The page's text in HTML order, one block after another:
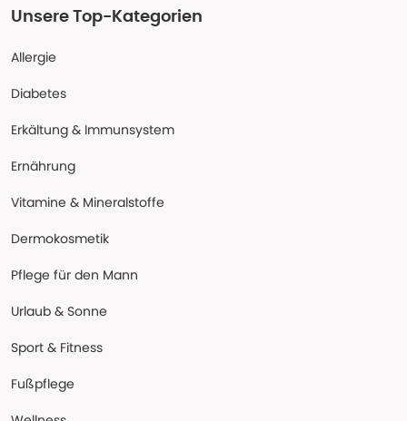
Unsere Top-Kategorien
Allergie
Diabetes
Erkältung & Immunsystem
Ernährung
Vitamine & Mineralstoffe
Dermokosmetik
Pflege für den Mann
Urlaub & Sonne
Sport & Fitness
Fußpflege